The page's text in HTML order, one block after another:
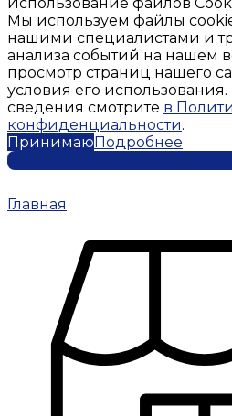
Мы используем файлы
нашими специалистами и
анализа событий на нашем
просмотр страниц нашего
условия его
сведения смотрите в
конфиденциальности.
ПринимаюПодробнее
Главная